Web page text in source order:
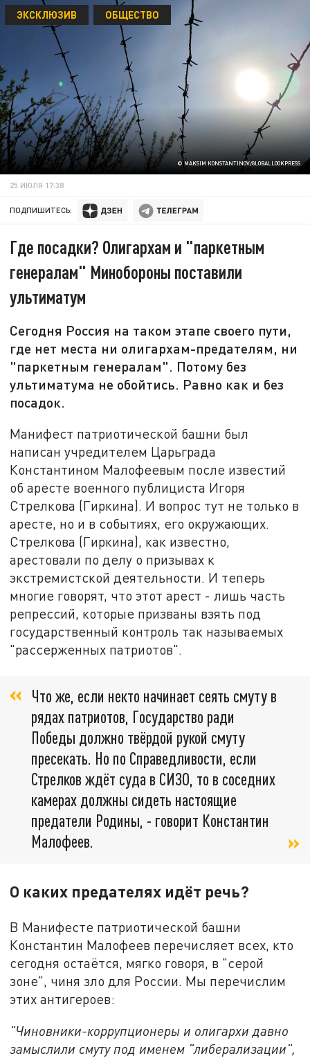
© MAKSIM KONSTANTINOV/GLOBALLOOKPRESS
ЭКСКЛЮЗИВ ОБЩЕСТВО
25 ИЮЛЯ 17:38
ПОДПИШИТЕСЬ:
Где посадки? Олигархам и "паркетным
генералам" Минобороны поставили
ультиматум
Сегодня Россия на таком этапе своего пути,
где нет места ни олигархам-предателям, ни
"паркетным генералам". Потому без
ультиматума не обойтись. Равно как и без
посадок.
Манифест патриотической башни был
написан учредителем Царьграда
Константином Малофеевым после известий
об аресте военного публициста Игоря
Стрелкова (Гиркина). И вопрос тут не только в
аресте, но и в событиях, его окружающих.
Стрелкова (Гиркина), как известно,
арестовали по делу о призывах к
экстремистской деятельности. И теперь
многие говорят, что этот арест - лишь часть
репрессий, которые призваны взять под
государственный контроль так называемых
"рассерженных патриотов".
Что же, если некто начинает сеять смуту в
рядах патриотов, Государство ради
Победы должно твёрдой рукой смуту
пресекать. Но по Справедливости, если
Стрелков ждёт суда в СИЗО, то в соседних
камерах должны сидеть настоящие
предатели Родины, - говорит Константин
Малофеев.
О каких предателях идёт речь?
В Манифесте патриотической башни
Константин Малофеев перечисляет всех, кто
сегодня остаётся, мягко говоря, в "серой
зоне", чиня зло для России. Мы перечислим
этих антигероев:
"Чиновники-коррупционеры и олигархи давно
замыслили смуту под именем "либерализации",